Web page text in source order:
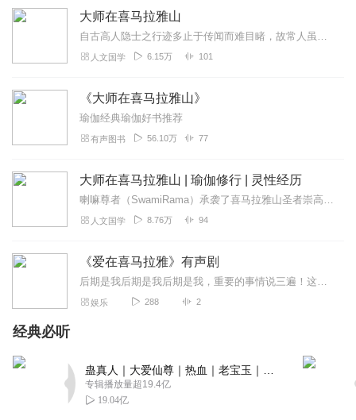
大师在喜马拉雅山
自古高人隐士之行迹多止于传闻而难目睹，故常人虽心向往之然却苦无门径可寻。本书即是当代著名之密宗圣哲喇嘛尊者在喜马拉雅山区参访100余位高人、隐士的...
人文国学 6.15万 101
《大师在喜马拉雅山》
瑜伽经典瑜伽好书推荐
有声图书 56.10万 77
大师在喜马拉雅山 | 瑜伽修行 | 灵性经历
喇嘛尊者（SwamiRama）承袭了喜马拉雅山圣者崇高的精神。他是一位科学家、哲学家、慈善家、瑜伽行者和灵性指引者。白天忙于教导和帮助他的学生，晚间则大都在静...
人文国学 8.76万 94
《爱在喜马拉雅》有声剧
后期是我后期是我后期是我，重要的事情说三遍！这里有趣有爱有温度~~未来的有声主播新星正在冉冉上升用心出品，期待你的收听，点赞和关注~~欢迎订阅关注主播，留言给你...
娱乐 288 2
经典必听
专辑播放量超19.4亿
19.04亿